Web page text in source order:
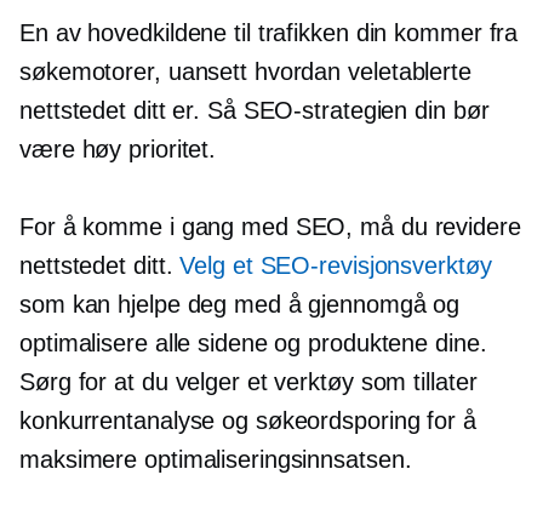
En av hovedkildene til trafikken din kommer fra
søkemotorer, uansett hvordanveletablerte
nettstedet ditt er. Så SEO-strategien din bør
være høy prioritet.
For å komme i gang med SEO, må du revidere
nettstedet ditt.Velg et SEO-revisjonsverktøy
som kan hjelpe deg med å gjennomgå og
optimalisere alle sidene og produktene dine.
Sørg for at du velger et verktøy som tillater
konkurrentanalyse og søkeordsporing for å
maksimere optimaliseringsinnsatsen.